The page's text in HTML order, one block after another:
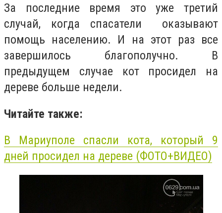
За последние время это уже третий
случай, когда спасатели оказывают
помощь населению. И на этот раз все
завершилось благополучно. В
предыдущем случае кот просидел на
дереве больше недели.
Читайте также:
В Мариуполе спасли кота, который 9
дней просидел на дереве (ФОТО+ВИДЕО)